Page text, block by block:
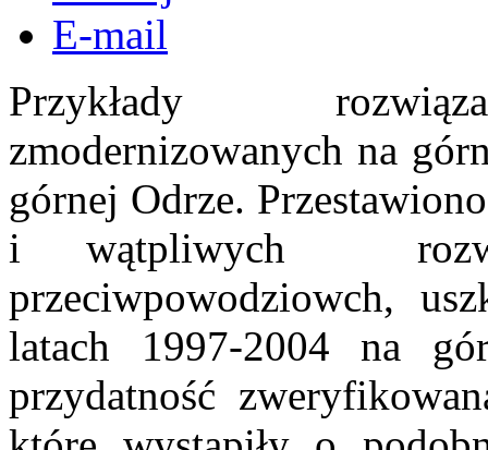
E-mail
Przykłady
zmodernizowanych na
górnej Odrze.
i wątpliwych
przeciwpowodziowch,
latach 1997-2004 na
przydatność